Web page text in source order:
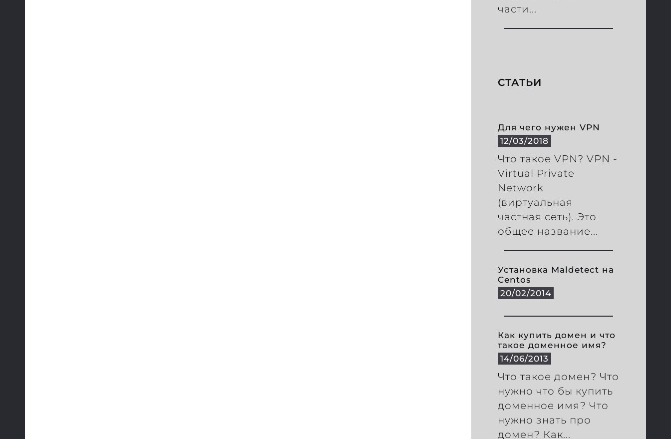
части...
СТАТЬИ
Для чего нужен VPN
12/03/2018
Что такое VPN? VPN -
Virtual Private
Network
(виртуальная
частная сеть). Это
общее название...
Установка Maldetect на
Centos
20/02/2014
Как купить домен и что
такое доменное имя?
14/06/2013
Что такое домен? Что
нужно что бы купить
доменное имя? Что
нужно знать про
домен? Как...